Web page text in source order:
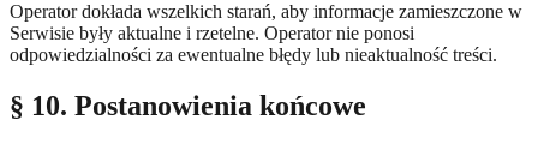
Operator dokłada wszelkich starań, aby informacje zamieszczone w
Serwisie były aktualne i rzetelne. Operator nie ponosi
odpowiedzialności za ewentualne błędy lub nieaktualność treści.
§ 10. Postanowienia końcowe